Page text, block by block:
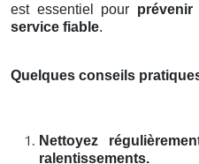
est essentiel pour prévenir
service fiable.
Quelques conseils
Nettoyez
ralentissements.